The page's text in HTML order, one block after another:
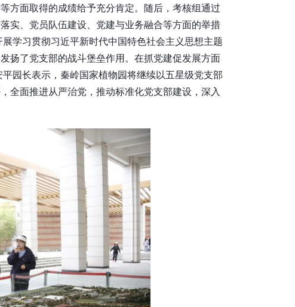
方面取得的成绩给予充分肯定。随后，考核组通过
实、党员队伍建设、党建与业务融合等方面的举措
学习贯彻习近平新时代中国特色社会主义思想主题
扬了党支部的战斗堡垒作用。在抓党建促发展方面
园长表示，秦岭国家植物园将继续以五星级党支部
全面推进从严治党，推动标准化党支部建设，深入